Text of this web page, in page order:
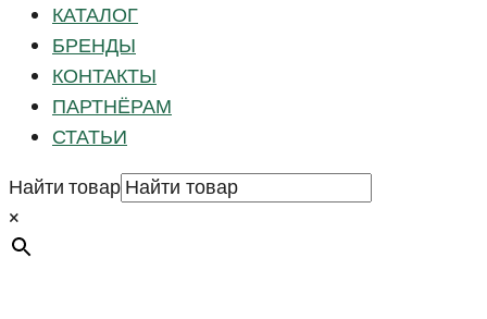
КАТАЛОГ
БРЕНДЫ
КОНТАКТЫ
ПАРТНЁРАМ
СТАТЬИ
Найти товар
×